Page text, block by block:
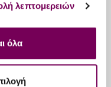
λεπτομερειών
όλα